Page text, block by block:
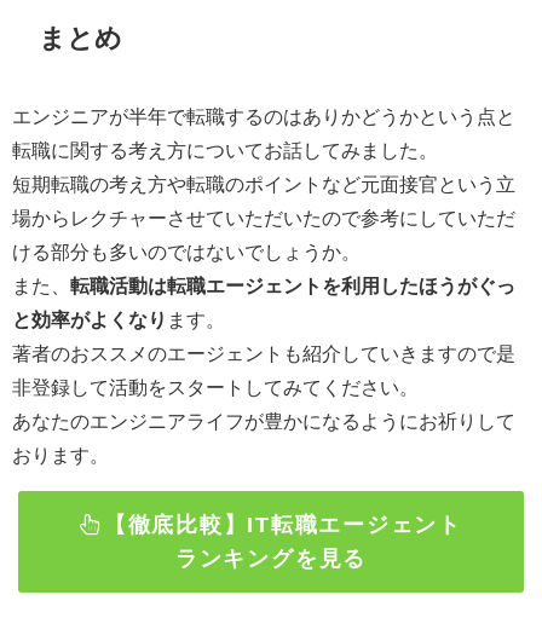
まとめ
エンジニアが半年で転職するのはありかどうかという点と
転職に関する考え方について お話してみました。
短期転職の考え方や転職のポイントなど元面接官という立
場からレクチャーさせていただいたので参考にしていただ
ける部分も多いのではないでしょうか。
また、 転職活動は転職エージェントを利用したほうがぐっ
と効率がよくなり ます。
著者のおススメのエージェントも紹介していきますので是
非登録して活動をスタートしてみてください。
あなたのエンジニアライフが豊かになるようにお祈りして
おります。
【徹底比較】IT転職エージェント
ランキングを見る